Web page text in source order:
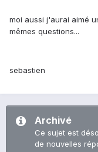
moi aussi j'aurai aimé
mêmes questions...
sebastien
Archivé
Ce sujet est
de nouvelles